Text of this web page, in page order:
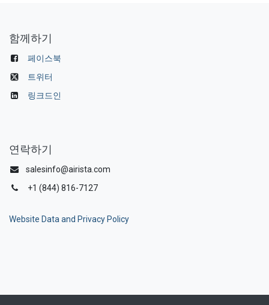
함께하기
페이스북
트위터
링크드인
연락하기
salesinfo@airista.com
+1 (844) 816-7127
Website Data and Privacy Policy